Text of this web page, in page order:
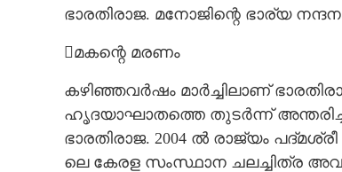
ഭാരതിരാജ. മനോജിന്റെ ഭാര്യ
മകന്റെ മരണം
കഴിഞ്ഞവർഷം മാർച്ചിലാണ്
ഹൃദയാഘാതത്തെ തുടർന്ന്
ഭാരതിരാജ. 2004 ൽ രാജ്യം
ലെ കേരള സംസ്ഥാന ചലച്ചിത്ര